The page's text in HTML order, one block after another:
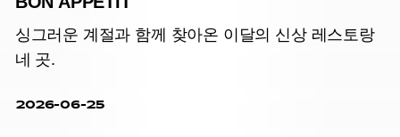
싱그러운 계절과 함께 찾아온 이달의 신상 레스토랑
네 곳.
2026-06-25